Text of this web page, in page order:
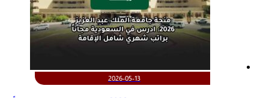
2026-05-13